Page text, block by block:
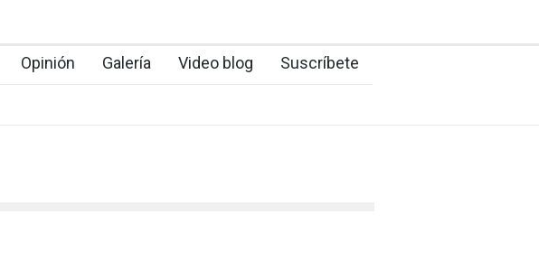
Opinión Galería Video blog Suscríbete